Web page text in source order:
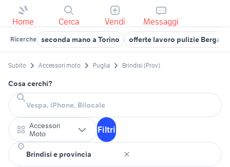
Home Cerca Vendi Messaggi
Ricerche seconda mano a Torino offerte lavoro pulizie
Subito Accessori moto Puglia Brindisi (Prov)
Cosa cerchi?
Accessori
Moto
Filtri